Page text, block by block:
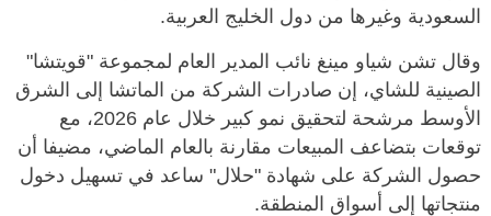
السعودية وغيرها من دول الخليج العربية.
وقال تشن شياو مينغ نائب المدير العام لمجموعة "قويتشا"
الصينية للشاي، إن صادرات الشركة من الماتشا إلى الشرق
الأوسط مرشحة لتحقيق نمو كبير خلال عام 2026، مع
توقعات بتضاعف المبيعات مقارنة بالعام الماضي، مضيفا أن
حصول الشركة على شهادة "حلال" ساعد في تسهيل دخول
منتجاتها إلى أسواق المنطقة.